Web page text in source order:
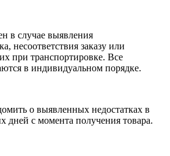
в случае выявления
несоответствия заказу или
при транспортировке. Все
в индивидуальном порядке.
о выявленных недостатках в
дней с момента получения товара.